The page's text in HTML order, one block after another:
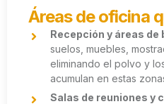
Áreas de oficina
Recepción y áreas de
suelos, muebles,
eliminando el polvo y
acumulan en estas
Salas de reuniones y